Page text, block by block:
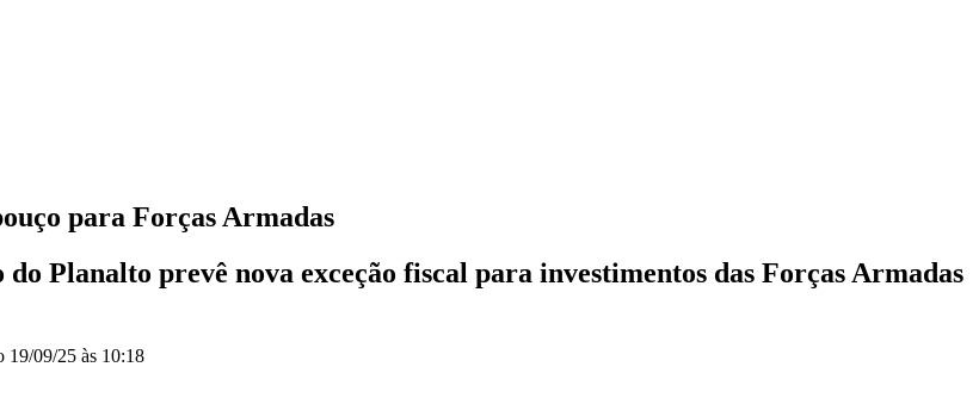
para Forças Armadas
Planalto prevê nova exceção fiscal para investimentos das Forças Armadas
19/09/25 às 10:18